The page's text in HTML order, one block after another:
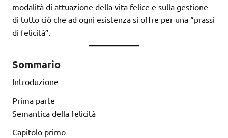
modalità di attuazione della vita felice e sulla gestione
di tutto ciò che ad ogni esistenza si offre per una “prassi
di felicità”.
Sommario
Introduzione
Prima parte
Semantica della felicità
Capitolo primo